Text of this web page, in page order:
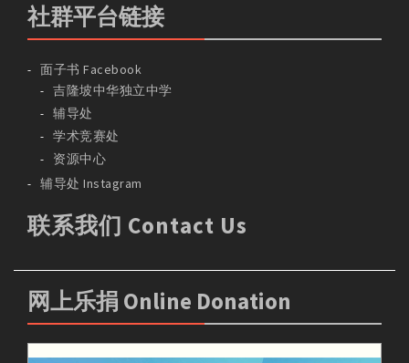
社群平台链接
面子书 Facebook
吉隆坡中华独立中学
辅导处
学术竞赛处
资源中心
辅导处 Instagram
联系我们 Contact Us
网上乐捐 Online Donation